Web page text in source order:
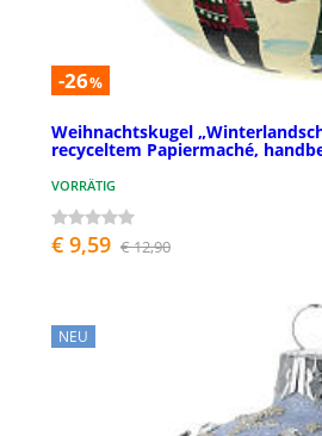
-26%
Weihnachtskugel
recyceltem Papiermaché,
VORRÄTIG
€ 9,59 € 12,90
NEU